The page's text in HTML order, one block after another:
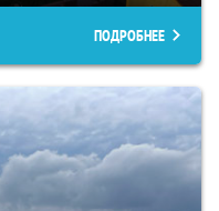
ПОДРОБНЕЕ